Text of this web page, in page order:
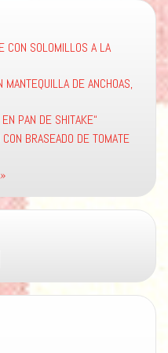
CON SOLOMILLOS A LA
MANTEQUILLA DE ANCHOAS,
PAN DE SHITAKE“
BRASEADO DE TOMATE